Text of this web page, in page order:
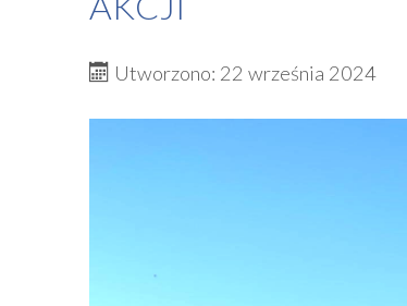
Utworzono: 22 września 2024